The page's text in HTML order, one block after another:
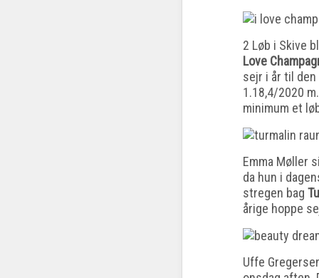
2 Løb i Skive
Love
sejr i år til
1.18,4/2020
minimum et
Emma Møller
da hun i
stregen bag
årige hoppe
Uffe